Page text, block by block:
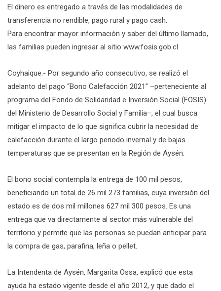
El dinero es entregado a través de las modalidades de
transferencia no rendible, pago rural y pago cash.
Para encontrar mayor información y saber del último llamado,
las familias pueden ingresar al sitio www.fosis.gob.cl.
Coyhaique.- Por segundo año consecutivo, se realizó el
adelanto del pago “Bono Calefacción 2021” –perteneciente al
programa del Fondo de Solidaridad e Inversión Social (FOSIS)
del Ministerio de Desarrollo Social y Familia–, el cual busca
mitigar el impacto de lo que significa cubrir la necesidad de
calefacción durante el largo periodo invernal y de bajas
temperaturas que se presentan en la Región de Aysén.
El bono social contempla la entrega de 100 mil pesos,
beneficiando un total de 26 mil 273 familias, cuya inversión del
estado es de dos mil millones 627 mil 300 pesos. Es una
entrega que va directamente al sector más vulnerable del
territorio y permite que las personas se puedan anticipar para
la compra de gas, parafina, leña o pellet.
La Intendenta de Aysén, Margarita Ossa, explicó que esta
ayuda ha estado vigente desde el año 2012, y que dado el